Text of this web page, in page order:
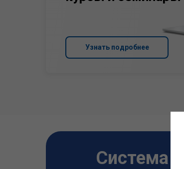
Узнать подробнее
Система